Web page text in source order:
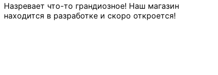
Назревает что-то грандиозное! Наш магазин
находится в разработке и скоро откроется!